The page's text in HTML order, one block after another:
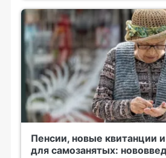
Пенсии, новые квитанции
для самозанятых: